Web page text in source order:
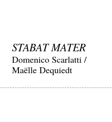
STABAT MATER
Domenico Scarlatti /
Maëlle Dequiedt